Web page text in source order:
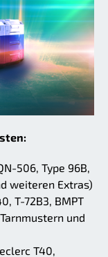
506, Type 96B,
weiteren Extras)
T-72B3, BMPT
und
T40,